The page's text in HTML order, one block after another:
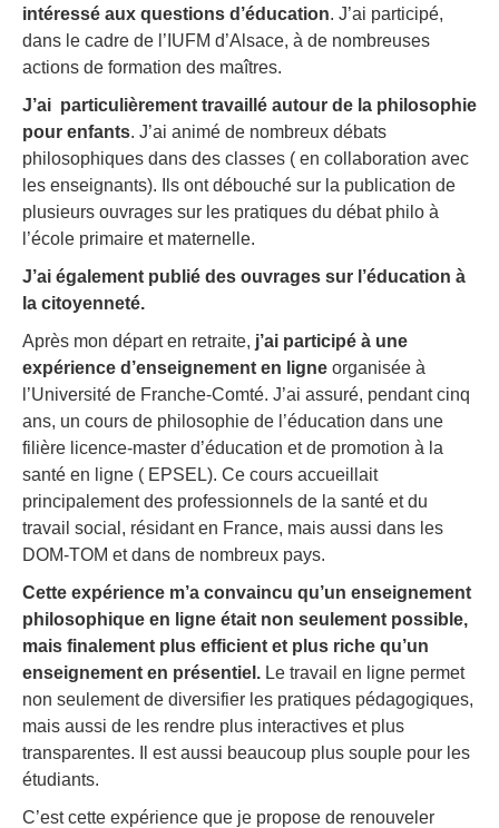
intéressé aux questions d’éducation. J’ai participé,
dans le cadre de l’IUFM d’Alsace, à de nombreuses
actions de formation des maîtres.
J’ai particulièrement travaillé autour de la philosophie
pour enfants. J’ai animé de nombreux débats
philosophiques dans des classes ( en collaboration avec
les enseignants). Ils ont débouché sur la publication de
plusieurs ouvrages sur les pratiques du débat philo à
l’école primaire et maternelle.
J’ai également publié des ouvrages sur l’éducation à
la citoyenneté.
Après mon départ en retraite, j’ai participé à une
expérience d’enseignement en ligne organisée à
l’Université de Franche-Comté. J’ai assuré, pendant cinq
ans, un cours de philosophie de l’éducation dans une
filière licence-master d’éducation et de promotion à la
santé en ligne ( EPSEL). Ce cours accueillait
principalement des professionnels de la santé et du
travail social, résidant en France, mais aussi dans les
DOM-TOM et dans de nombreux pays.
Cette expérience m’a convaincu qu’un enseignement
philosophique en ligne était non seulement possible,
mais finalement plus efficient et plus riche qu’un
enseignement en présentiel. Le travail en ligne permet
non seulement de diversifier les pratiques pédagogiques,
mais aussi de les rendre plus interactives et plus
transparentes. Il est aussi beaucoup plus souple pour les
étudiants.
C’est cette expérience que je propose de renouveler